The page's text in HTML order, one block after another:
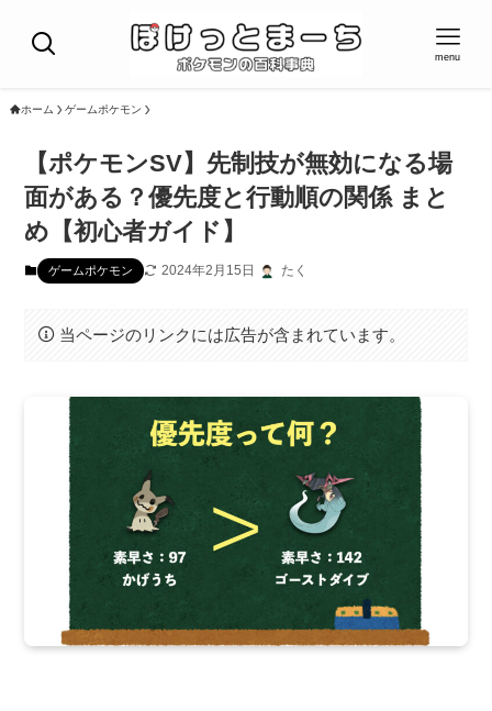
menu
ホーム ゲームポケモン
【ポケモンSV】先制技が無効になる場
面がある？優先度と行動順の関係 まと
め【初心者ガイド】
ゲームポケモン 2024年2月15日 たく
当ページのリンクには広告が含まれています。